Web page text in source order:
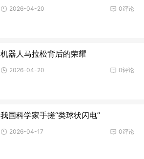
0评论
2026-04-20
机器人马拉松背后的荣耀
0评论
2026-04-20
我国科学家手搓“类球状闪电”
0评论
2026-04-17